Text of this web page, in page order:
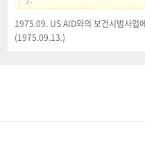
1975.09. US AID와의 보건시범사업
(1975.09.13.)